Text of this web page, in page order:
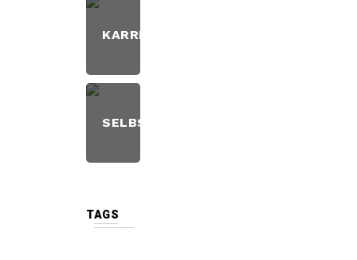
KARRIERE
SELBSTÄNDIGKEIT
TAGS